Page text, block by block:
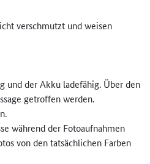
verschmutzt und weisen
und der Akku ladefähig. Über den
getroffen werden.
während der Fotoaufnahmen
von den tatsächlichen Farben